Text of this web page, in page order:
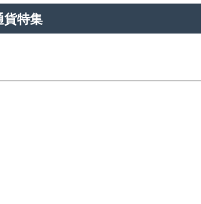
貨特集